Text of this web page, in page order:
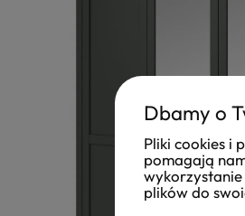
Dbamy o
Pliki cookies i
pomagają
wykorzystanie
plików do